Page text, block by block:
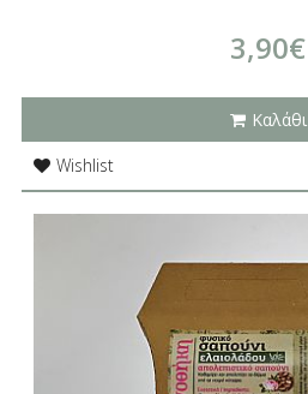
3,90€
Καλάθι
Wishlist